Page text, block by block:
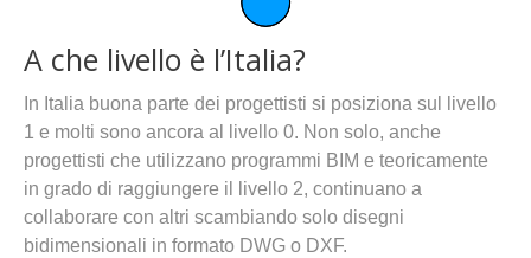
A che livello è l’Italia?
In Italia buona parte dei progettisti si posiziona sul livello
1 e molti sono ancora al livello 0. Non solo, anche
progettisti che utilizzano programmi BIM e teoricamente
in grado di raggiungere il livello 2, continuano a
collaborare con altri scambiando solo disegni
bidimensionali in formato DWG o DXF.